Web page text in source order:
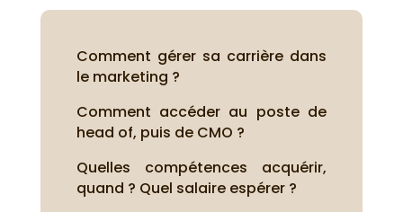
Comment gérer sa carrière dans
le marketing ?
Comment accéder au poste de
head of, puis de CMO ?
Quelles compétences acquérir,
quand ? Quel salaire espérer ?